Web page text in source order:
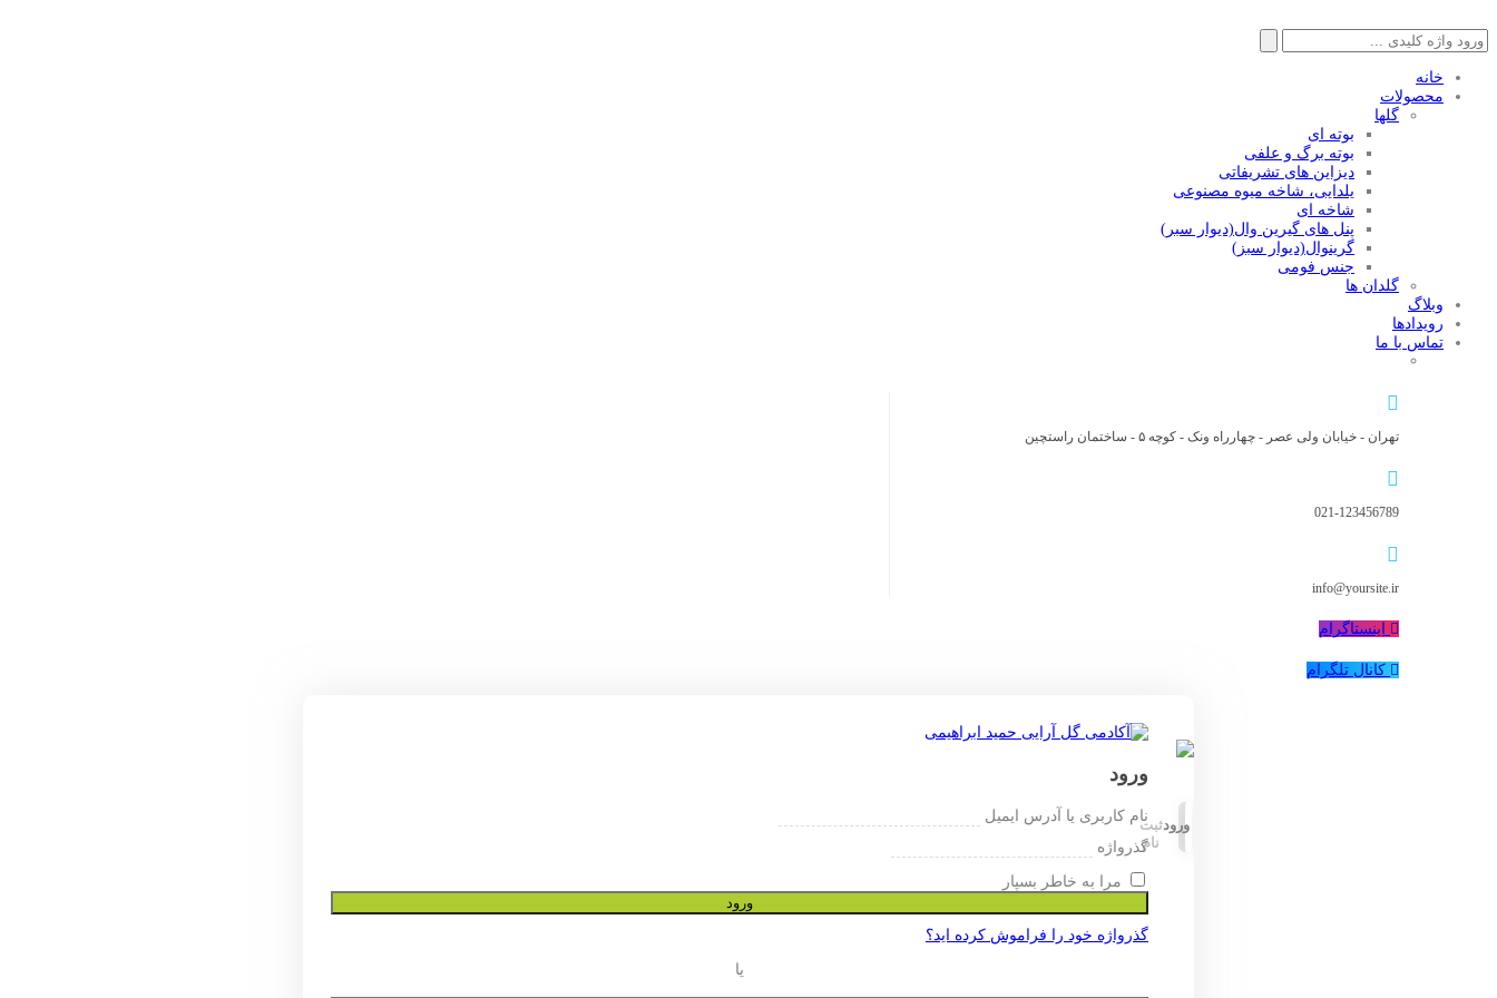
جستجو
برای:
خانه
محصولات
گلها
بوته ای
بوته برگ و علفی
دیزاین های تشریفاتی
یلدایی، شاخه میوه مصنوعی
شاخه ای
پنل های گیرین وال(دیوار سبر)
گرینوال(دیوار سبز)
جنس فومی
گلدان ها
وبلاگ
رویدادها
تماس با ما
تهران - خیابان ولی عصر - چهارراه ونک - کوچه ۵ - ساختمان راستچین
021-123456789
info@yoursite.ir
اینستاگرام
کانال تلگرام
ورودثبت
نام
ورود
نام کاربری یا آدرس ایمیل
گذرواژه
مرا به خاطر بسپار
ورود
گذرواژه خود را فراموش کرده اید؟
یا